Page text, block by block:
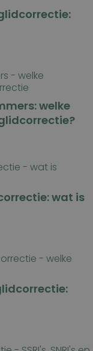
welke
wat is